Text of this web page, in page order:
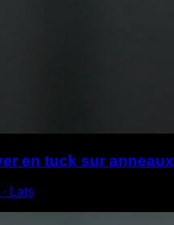
en tuck sur anneaux
Lats